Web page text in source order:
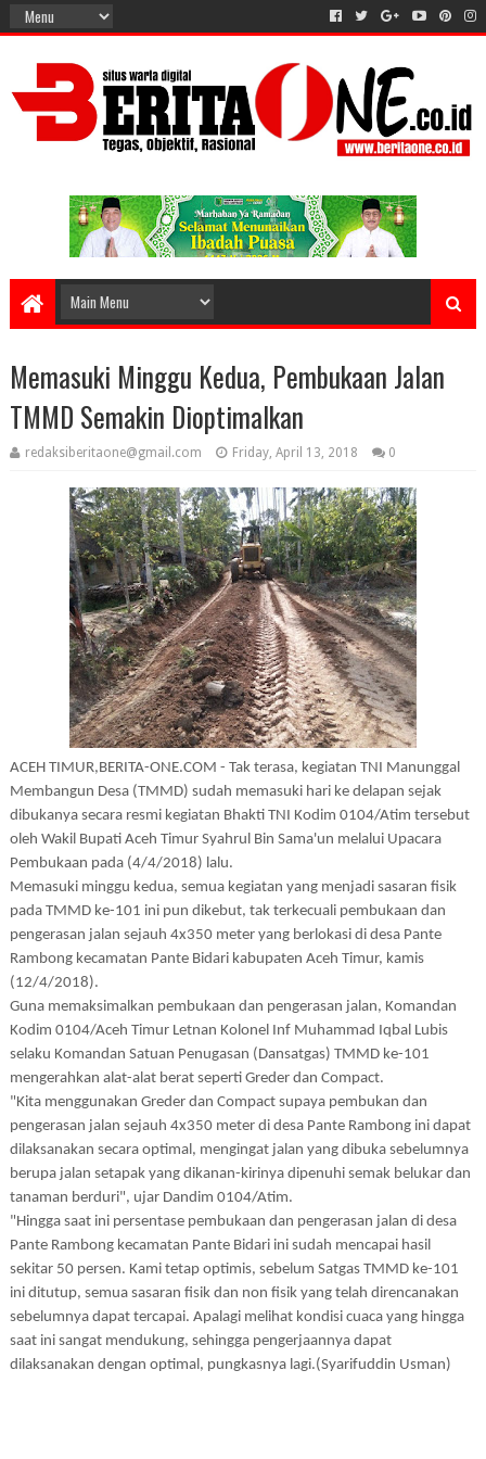
Memasuki Minggu Kedua, Pembukaan Jalan
TMMD Semakin Dioptimalkan
redaksiberitaone@gmail.com Friday, April 13, 2018 0
ACEH TIMUR,BERITA-ONE.COM - Tak terasa, kegiatan TNI Manunggal
Membangun Desa (TMMD) sudah memasuki hari ke delapan sejak
dibukanya secara resmi kegiatan Bhakti TNI Kodim 0104/Atim tersebut
oleh Wakil Bupati Aceh Timur Syahrul Bin Sama'un melalui Upacara
Pembukaan pada (4/4/2018) lalu.
Memasuki minggu kedua, semua kegiatan yang menjadi sasaran fisik
pada TMMD ke-101 ini pun dikebut, tak terkecuali pembukaan dan
pengerasan jalan sejauh 4x350 meter yang berlokasi di desa Pante
Rambong kecamatan Pante Bidari kabupaten Aceh Timur, kamis
(12/4/2018).
Guna memaksimalkan pembukaan dan pengerasan jalan, Komandan
Kodim 0104/Aceh Timur Letnan Kolonel Inf Muhammad Iqbal Lubis
selaku Komandan Satuan Penugasan (Dansatgas) TMMD ke-101
mengerahkan alat-alat berat seperti Greder dan Compact.
"Kita menggunakan Greder dan Compact supaya pembukan dan
pengerasan jalan sejauh 4x350 meter di desa Pante Rambong ini dapat
dilaksanakan secara optimal, mengingat jalan yang dibuka sebelumnya
berupa jalan setapak yang dikanan-kirinya dipenuhi semak belukar dan
tanaman berduri", ujar Dandim 0104/Atim.
"Hingga saat ini persentase pembukaan dan pengerasan jalan di desa
Pante Rambong kecamatan Pante Bidari ini sudah mencapai hasil
sekitar 50 persen. Kami tetap optimis, sebelum Satgas TMMD ke-101
ini ditutup, semua sasaran fisik dan non fisik yang telah direncanakan
sebelumnya dapat tercapai. Apalagi melihat kondisi cuaca yang hingga
saat ini sangat mendukung, sehingga pengerjaannya dapat
dilaksanakan dengan optimal, pungkasnya lagi.(Syarifuddin Usman)